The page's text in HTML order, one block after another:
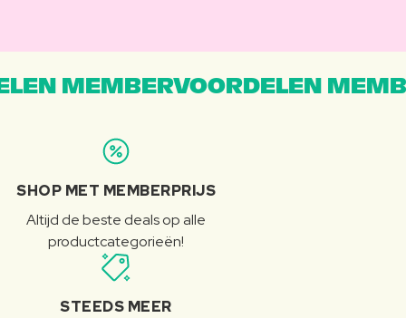
MEMBERVOORDELEN
SHOP MET MEMBERPRIJS
Altijd de beste deals op alle
productcategorieën!
STEEDS MEER